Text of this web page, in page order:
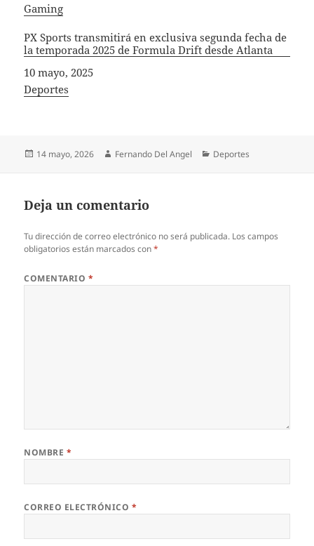
In relation to
Gaming
PX Sports transmitirá en exclusiva segunda fecha de
la temporada 2025 de Formula Drift desde Atlanta
Fecha
10 mayo, 2025
In relation to
Deportes
Publicado
14 mayo, 2026 Autor
Fernando Del Angel Categorías
Deportes
Deja un comentario
Tu dirección de correo electrónico no será publicada. Los campos
obligatorios están marcados con*
COMENTARIO *
NOMBRE *
CORREO ELECTRÓNICO *